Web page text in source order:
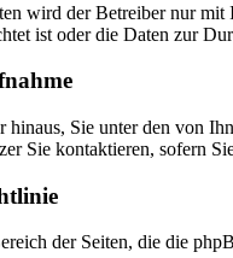
wird der Betreiber nur
ist oder die Daten zur
hinaus, Sie unter den von
Sie kontaktieren, sofern
der Seiten, die die